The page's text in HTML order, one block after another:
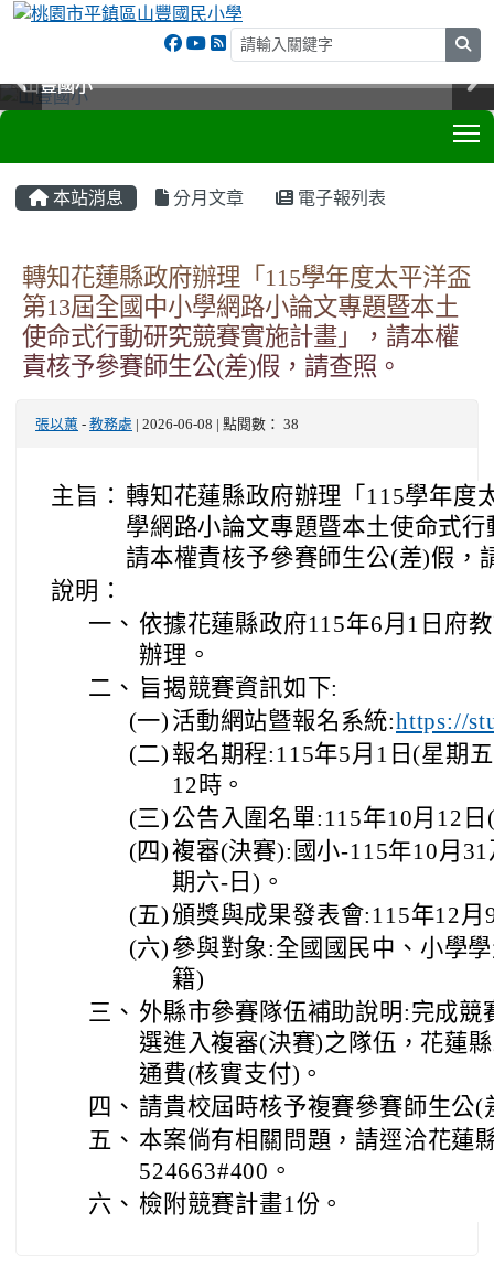
山豐國小
山豐國小
山豐國小
山豐國小
本站消息 分月文章 電子報列表
轉知花蓮縣政府辦理「115學年度太平洋盃
第13屆全國中小學網路小論文專題暨本土
使命式行動研究競賽實施計畫」，請本權
責核予參賽師生公(差)假，請查照。
張以蕙 - 教務處 | 2026-06-08 | 點閱數： 38
主旨： 轉知花蓮縣政府辦理「115學年度
學網路小論文專題暨本土使命式
請本權責核予參賽師生公(差)假，
說明：
一、 依據花蓮縣政府115年6月1日府
辦理。
二、 旨揭競賽資訊如下:
(一) 活動網站曁報名系統:https://
(二) 報名期程:115年5月1日(星期
12時。
(三) 公告入圍名單:115年10月12
(四)複審(決賽):國小-115年10月
期六-日)。
(五)頒獎與成果發表會:115年12月
(六) 參與對象:全國國民中、小學
籍)
三、 外縣市參賽隊伍補助說明:完成競
選進入複審(決賽)之隊伍，花蓮
通費(核實支付)。
四、 請貴校屆時核予複賽參賽師生公(
五、 本案倘有相關問題，請逕洽花蓮
524663#400。
六、 檢附競賽計畫1份。